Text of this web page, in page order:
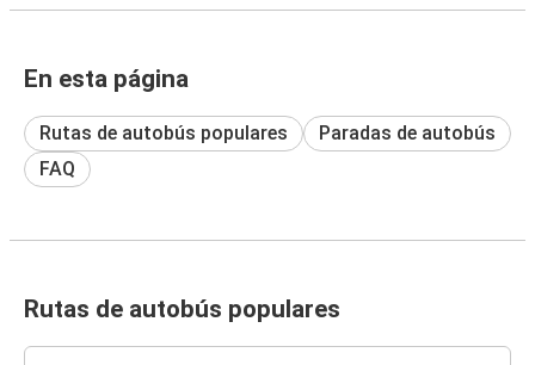
En esta página
Rutas de autobús populares
Paradas de autobús
FAQ
Rutas de autobús populares